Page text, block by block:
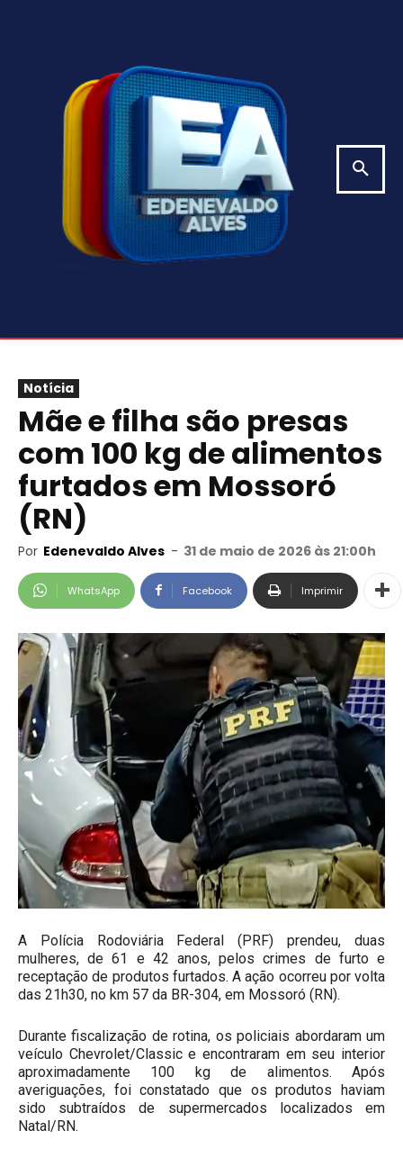
Notícia
Mãe e filha são presas
com 100 kg de alimentos
furtados em Mossoró
(RN)
Por Edenevaldo Alves - 31 de maio de 2026 às 21:00h
WhatsApp Facebook Imprimir
A Polícia Rodoviária Federal (PRF) prendeu, duas
mulheres, de 61 e 42 anos, pelos crimes de furto e
receptação de produtos furtados. A ação ocorreu por volta
das 21h30, no km 57 da BR-304, em Mossoró (RN).
Durante fiscalização de rotina, os policiais abordaram um
veículo Chevrolet/Classic e encontraram em seu interior
aproximadamente 100 kg de alimentos. Após
averiguações, foi constatado que os produtos haviam
sido subtraídos de supermercados localizados em
Natal/RN.